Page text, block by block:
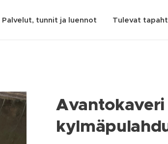
Palvelut, tunnit ja luennot Tulevat
Avantokaveri